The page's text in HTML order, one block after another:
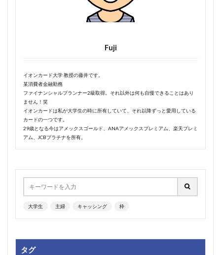
Fuji
イオンカード大学 教授の藤井です。
某消費者金融勤務
ファイナンシャルプランナー2級取得。それ以外は何も自慢できることはあり
ません！笑
イオンカードは私が大学生の時に所有していて、それ以降ずっと愛用している
カードの一つです。
29歳となる今はアメックスゴールド、ANAアメックスプレミアム、楽天プレミ
アム、JCBプラチナを所有。
大学生 主婦 キャッシング 枠
タグ